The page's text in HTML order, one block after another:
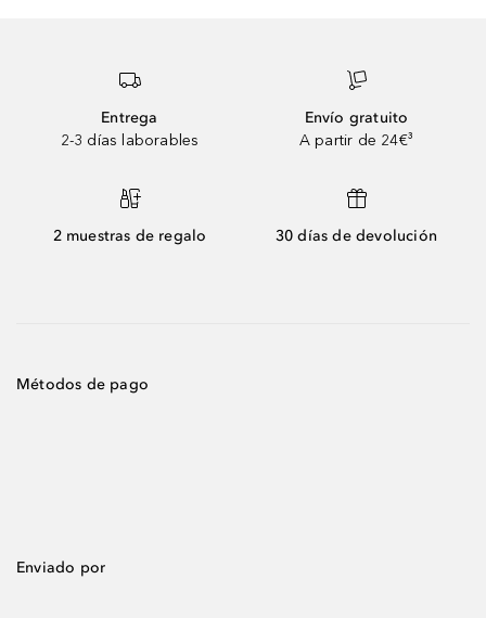
Entrega
2-3 días laborables
Envío gratuito
A partir de 24€³
2 muestras de regalo 30 días de devolución
Métodos de pago
Enviado por